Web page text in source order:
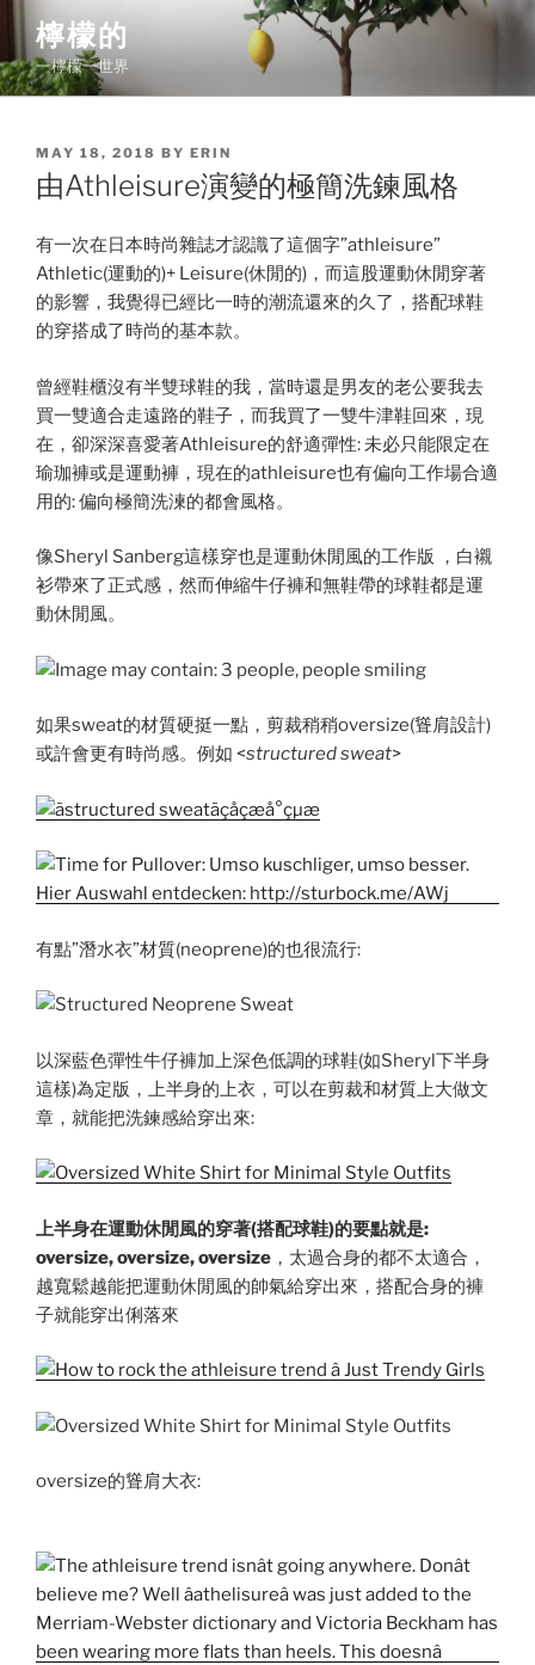
content
檸檬的
一檸檬一世界
POSTED
ON
MAY 18, 2018 BY ERIN
由Athleisure演變的極簡洗鍊風格
有一次在日本時尚雜誌才認識了這個字”athleisure”
Athletic(運動的)+ Leisure(休閒的)，而這股運動休閒穿著
的影響，我覺得已經比一時的潮流還來的久了，搭配球鞋
的穿搭成了時尚的基本款。
曾經鞋櫃沒有半雙球鞋的我，當時還是男友的老公要我去
買一雙適合走遠路的鞋子，而我買了一雙牛津鞋回來，現
在，卻深深喜愛著Athleisure的舒適彈性: 未必只能限定在
瑜珈褲或是運動褲，現在的athleisure也有偏向工作場合適
用的: 偏向極簡洗湅的都會風格。
像Sheryl Sanberg這樣穿也是運動休閒風的工作版 ，白襯
衫帶來了正式感，然而伸縮牛仔褲和無鞋帶的球鞋都是運
動休閒風。
如果sweat的材質硬挺一點，剪裁稍稍oversize(聳肩設計)
或許會更有時尚感。例如 <structured sweat>
有點”潛水衣”材質(neoprene)的也很流行:
以深藍色彈性牛仔褲加上深色低調的球鞋(如Sheryl下半身
這樣)為定版，上半身的上衣，可以在剪裁和材質上大做文
章，就能把洗鍊感給穿出來:
上半身在運動休閒風的穿著(搭配球鞋)的要點就是:
oversize, oversize, oversize ，太過合身的都不太適合，
越寬鬆越能把運動休閒風的帥氣給穿出來，搭配合身的褲
子就能穿出俐落來
oversize的聳肩大衣: